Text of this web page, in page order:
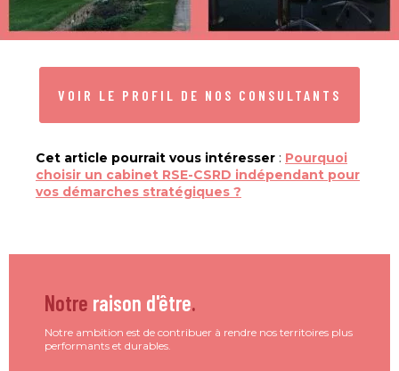
VOIR LE PROFIL DE NOS CONSULTANTS
Cet article pourrait vous intéresser : Pourquoi
choisir un cabinet RSE-CSRD indépendant pour
vos démarches stratégiques ?
Notre raison d'être.
Notre ambition est de contribuer à rendre nos territoires plus
performants et durables.